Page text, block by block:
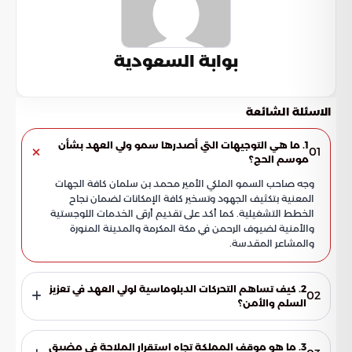
بوابة السعودية
الاسئلة الشائعة
01 1. ما هي التوجيهات التي أصدرها سمو ولي العهد بشأن
موسم الحج؟
وجه صاحب السمو الملكي الأمير محمد بن سلمان كافة الجهات
المعنية بتكثيف الجهود وتسخير كافة الإمكانات لضمان نجاح
الخطط التشغيلية. كما أكد على تقديم أرقى الخدمات اللوجستية
والأمنية لضيوف الرحمن في مكة المكرمة والمدينة المنورة
والمشاعر المقدسة.
02 2. كيف تساهم التحركات الدبلوماسية لولي العهد في تعزيز
السلم والأمن؟
والسودان والاتحاد الأوروبي دور المملكة المحوري في تعزيز العمل
3. ما هو موقف المملكة تجاه استقرار الملاحة في مضيق